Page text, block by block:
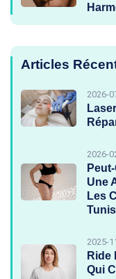
Articles
2026-
2026-
Une
Les
2025-
Ride
Qui